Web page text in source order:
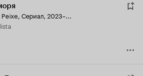
, Сериал, 2023–...